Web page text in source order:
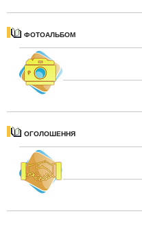
ФОТОАЛЬБОМ
ОГОЛОШЕННЯ